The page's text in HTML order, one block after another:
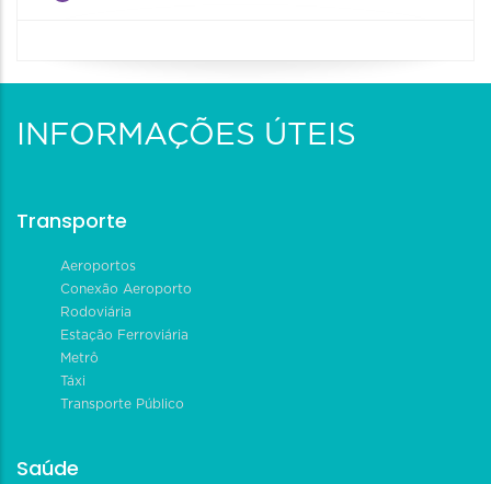
INFORMAÇÕES ÚTEIS
Transporte
Aeroportos
Conexão Aeroporto
Rodoviária
Estação Ferroviária
Metrô
Táxi
Transporte Público
Saúde